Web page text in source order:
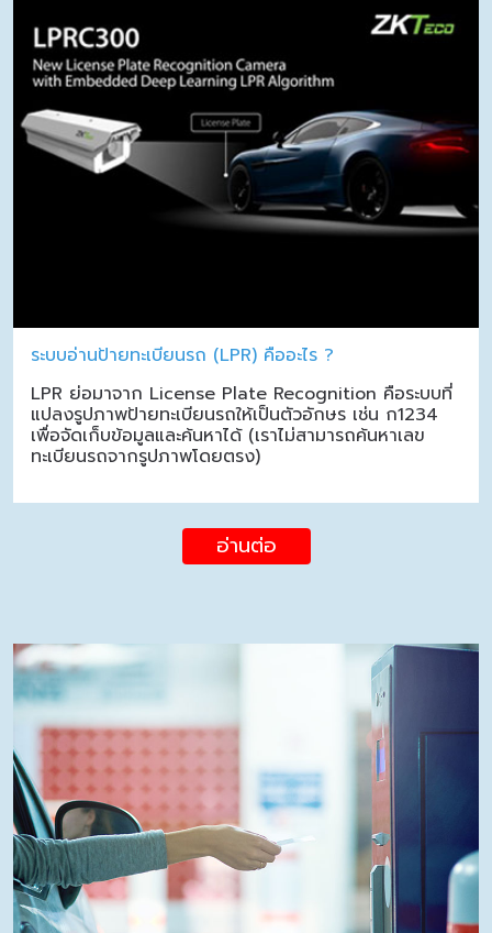
ระบบอ่านป้ายทะเบียนรถ (LPR) คืออะไร ?
LPR ย่อมาจาก License Plate Recognition คือระบบที่
แปลงรูปภาพป้ายทะเบียนรถให้เป็นตัวอักษร เช่น ก1234
เพื่อจัดเก็บข้อมูลและค้นหาได้ (เราไม่สามารถค้นหาเลข
ทะเบียนรถจากรูปภาพโดยตรง)
อ่านต่อ